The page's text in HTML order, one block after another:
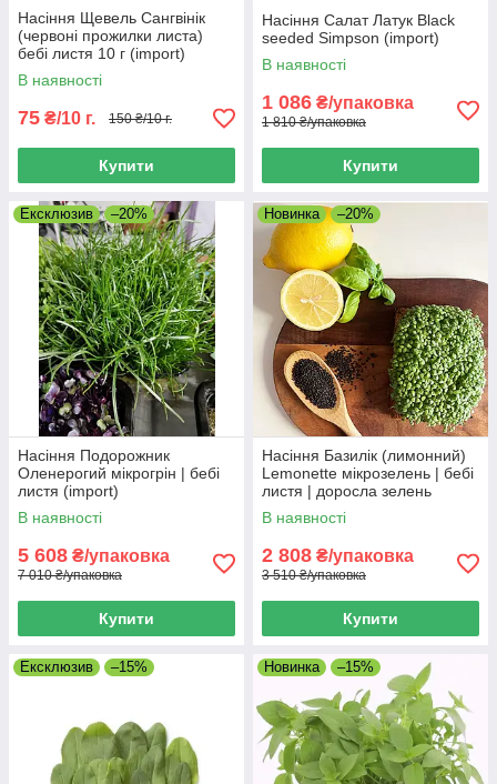
Насіння Щевель Сангвінік
(червоні прожилки листа)
бебі листя 10 г (import)
В наявності
75 ₴/10 г. 150 ₴/10 г.
Купити
Насіння Салат Латук Black
seeded Simpson (import)
В наявності
1 086 ₴/упаковка
1 810 ₴/упаковка
Купити
Ексклюзив –20%
Насіння Подорожник
Оленерогий мікрогрін | бебі
листя (import)
В наявності
5 608 ₴/упаковка
7 010 ₴/упаковка
Купити
Новинка –20%
Насіння Базилік (лимонний)
Lemonette мікрозелень | бебі
листя | доросла зелень
(import)
В наявності
2 808 ₴/упаковка
3 510 ₴/упаковка
Купити
Ексклюзив –15% Новинка –15%